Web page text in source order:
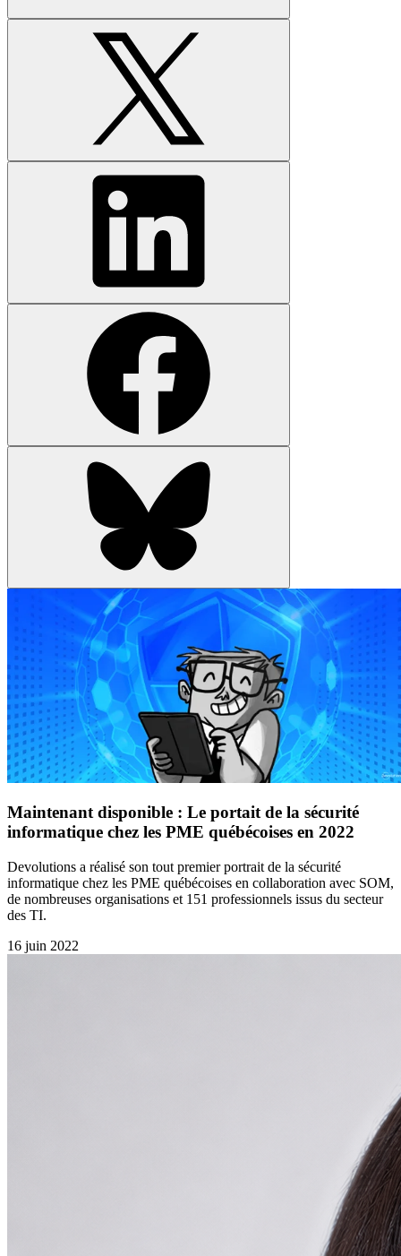
Maintenant disponible : Le portait de la sécurité
informatique chez les PME québécoises en 2022
Devolutions a réalisé son tout premier portrait de la sécurité
informatique chez les PME québécoises en collaboration avec SOM,
de nombreuses organisations et 151 professionnels issus du secteur
des TI.
16 juin 2022